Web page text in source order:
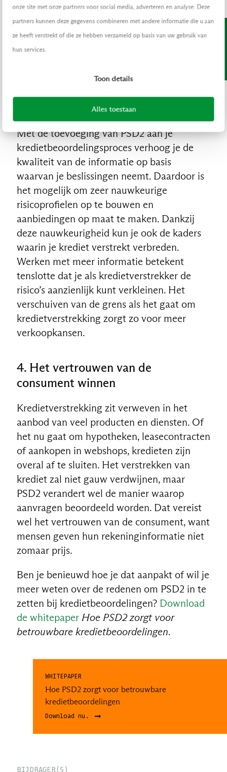
onze site met onze partners voor social media, adverteren en analyse. Deze
partners kunnen deze gegevens combineren met andere informatie die u aan
ze heeft verstrekt of die ze hebben verzameld op basis van uw gebruik van
hun services.
Toon details
Alles toestaan
INSIGHTS-UPDATE
Ontvang nieuwe Insights maandelijks in je inbox.
3. Aanbiedingen op maat
Met de toevoeging van PSD2 aan je
kredietbeoordelingsproces verhoog je de
kwaliteit van de informatie op basis
waarvan je beslissingen neemt. Daardoor is
het mogelijk om zeer nauwkeurige
risicoprofielen op te bouwen en
aanbiedingen op maat te maken. Dankzij
deze nauwkeurigheid kun je ook de kaders
waarin je krediet verstrekt verbreden.
Werken met meer informatie betekent
tenslotte dat je als kredietverstrekker de
risico’s aanzienlijk kunt verkleinen. Het
verschuiven van de grens als het gaat om
kredietverstrekking zorgt zo voor meer
verkoopkansen.
4. Het vertrouwen van de
consument winnen
Kredietverstrekking zit verweven in het
aanbod van veel producten en diensten. Of
het nu gaat om hypotheken, leasecontracten
of aankopen in webshops, kredieten zijn
overal af te sluiten. Het verstrekken van
krediet zal niet gauw verdwijnen, maar
PSD2 verandert wel de manier waarop
aanvragen beoordeeld worden. Dat vereist
wel het vertrouwen van de consument, want
mensen geven hun rekeninginformatie niet
zomaar prijs.
Ben je benieuwd hoe je dat aanpakt of wil je
meer weten over de redenen om PSD2 in te
zetten bij kredietbeoordelingen? Download
de whitepaper Hoe PSD2 zorgt voor
betrouwbare kredietbeoordelingen.
WHITEPAPER
Hoe PSD2 zorgt voor betrouwbare
kredietbeoordelingen
Download nu.
BIJDRAGER(S)